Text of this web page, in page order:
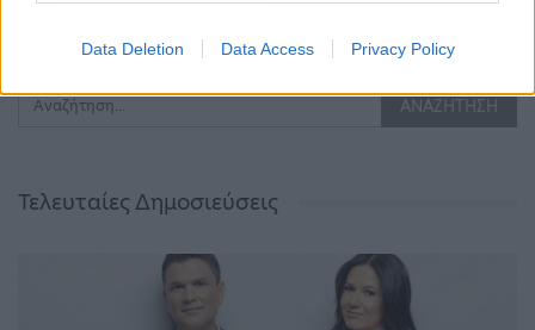
Data Deletion Data Access Privacy Policy
Τελευταίες Δημοσιεύσεις